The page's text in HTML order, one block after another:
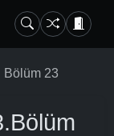
Bölüm 23